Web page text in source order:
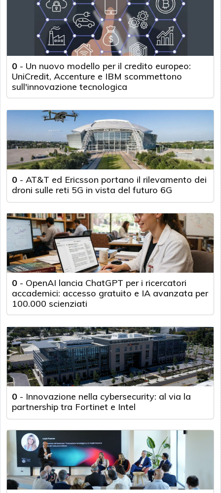
0 - Un nuovo modello per il credito europeo:
UniCredit, Accenture e IBM scommettono
sull'innovazione tecnologica
0 - AT&T ed Ericsson portano il rilevamento dei
droni sulle reti 5G in vista del futuro 6G
0 - OpenAI lancia ChatGPT per i ricercatori
accademici: accesso gratuito e IA avanzata per
100.000 scienziati
0 - Innovazione nella cybersecurity: al via la
partnership tra Fortinet e Intel